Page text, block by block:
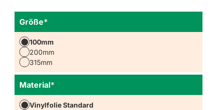
*
Größe
100mm
200mm
315mm
*
Material
Vinylfolie Standard